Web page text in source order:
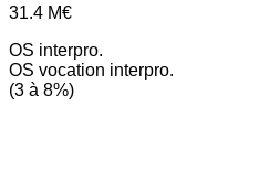
31.4 M€
OS interpro.
OS vocation interpro.
(3 à 8%)